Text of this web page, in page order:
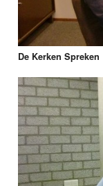
De Kerken Spreken